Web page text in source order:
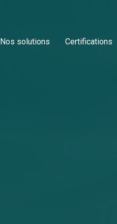
Nos solutions Certifications